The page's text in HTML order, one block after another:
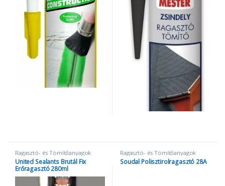
Ragasztó- és Tömítőanyagok
United Sealants Brutál Fix
Erőragasztó 280ml
Ragasztó- és Tömítőanyagok
Soudal Polisztirolragasztó 28A